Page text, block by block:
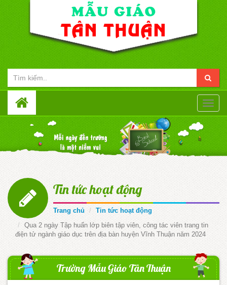
Toggle
Tin tức hoạt động
Trang chủ
Tin tức hoạt động
Qua 2 ngày Tập huấn lớp biên tập viên, công tác viên trang tin
điện tử ngành giáo dục trên địa bàn huyện Vĩnh Thuận năm 2024
Trường Mẫu Giáo Tân Thuận